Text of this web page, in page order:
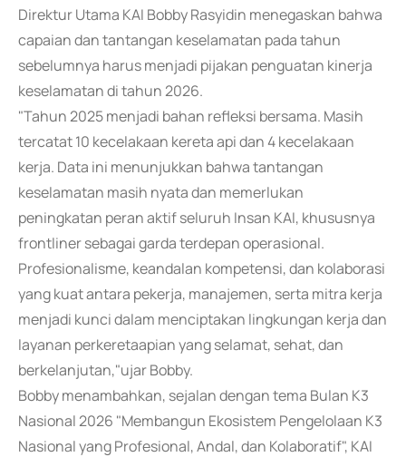
Direktur Utama KAI Bobby Rasyidin menegaskan bahwa
capaian dan tantangan keselamatan pada tahun
sebelumnya harus menjadi pijakan penguatan kinerja
keselamatan di tahun 2026.
"Tahun 2025 menjadi bahan refleksi bersama. Masih
tercatat 10 kecelakaan kereta api dan 4 kecelakaan
kerja. Data ini menunjukkan bahwa tantangan
keselamatan masih nyata dan memerlukan
peningkatan peran aktif seluruh Insan KAI, khususnya
frontliner sebagai garda terdepan operasional.
Profesionalisme, keandalan kompetensi, dan kolaborasi
yang kuat antara pekerja, manajemen, serta mitra kerja
menjadi kunci dalam menciptakan lingkungan kerja dan
layanan perkeretaapian yang selamat, sehat, dan
berkelanjutan,"ujar Bobby.
Bobby menambahkan, sejalan dengan tema Bulan K3
Nasional 2026 "Membangun Ekosistem Pengelolaan K3
Nasional yang Profesional, Andal, dan Kolaboratif", KAI